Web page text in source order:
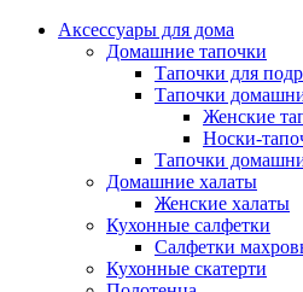
Аксессуары для дома
Домашние тапочки
Тапочки для
Тапочки
Женские
Носки-
Тапочки
Домашние халаты
Женские халаты
Кухонные салфетки
Салфетки
Кухонные скатерти